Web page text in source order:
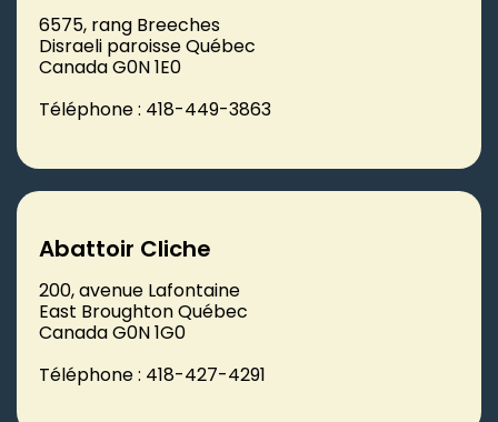
6575, rang Breeches
Disraeli paroisse Québec
Canada G0N 1E0
Téléphone : 418-449-3863
Abattoir Cliche
200, avenue Lafontaine
East Broughton Québec
Canada G0N 1G0
Téléphone : 418-427-4291